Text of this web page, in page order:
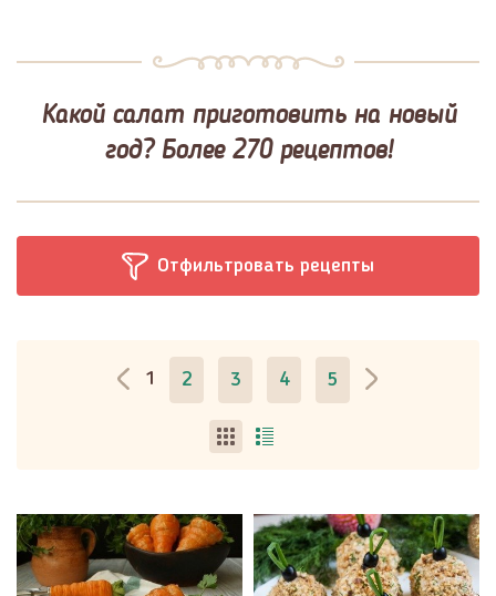
Какой салат приготовить на новый
год? Более 270 рецептов!
Отфильтровать рецепты
1 2 3 4 5